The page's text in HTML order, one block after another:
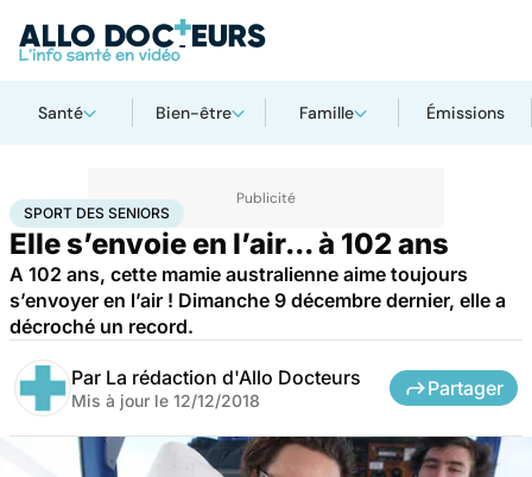
Santé Bien-être Famille Émissions
AccueilBien-êtreSport santé Sport des seniors
SPORT DES SENIORS
Elle s’envoie en l’air... à 102 ans
A 102 ans, cette mamie australienne aime toujours
s’envoyer en l’air ! Dimanche 9 décembre dernier, elle a
décroché un record.
Par La rédaction d'Allo Docteurs
Mis à jour le 12/12/2018
Partager